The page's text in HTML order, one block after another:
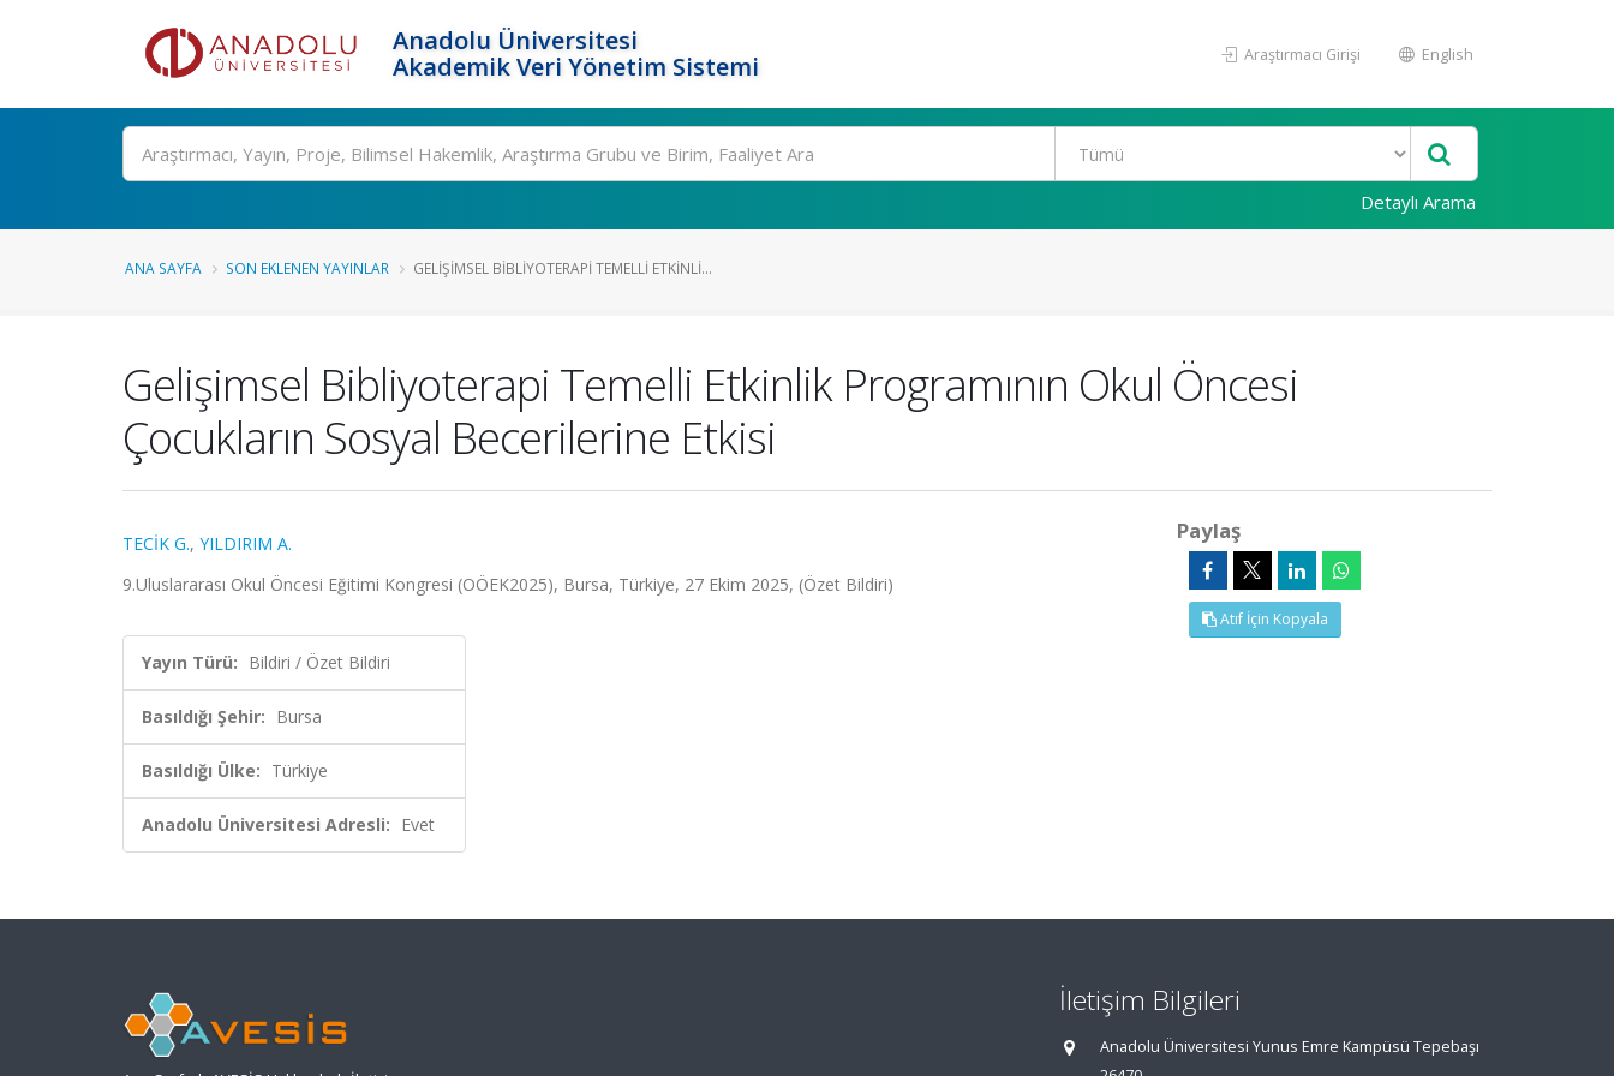
Anadolu Üniversitesi
Akademik Veri Yönetim Sistemi
Araştırmacı Girişi English
Ara
Detaylı Arama
ANA SAYFA SON EKLENEN YAYINLAR GELIŞIMSEL BIBLIYOTERAPI TEMELLI ETKINLI...
Gelişimsel Bibliyoterapi Temelli Etkinlik Programının Okul Öncesi
Çocukların Sosyal Becerilerine Etkisi
TECİK G., YILDIRIM A.
9.Uluslararası Okul Öncesi Eğitimi Kongresi (OÖEK2025), Bursa, Türkiye, 27 Ekim 2025, (Özet Bildiri)
Yayın Türü: Bildiri / Özet Bildiri
Basıldığı Şehir: Bursa
Basıldığı Ülke: Türkiye
Anadolu Üniversitesi Adresli: Evet
Paylaş
Atıf İçin Kopyala
İletişim Bilgileri
Anadolu Üniversitesi Yunus Emre Kampüsü Tepebaşı